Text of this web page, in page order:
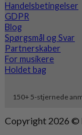
Handelsbetingelser
GDPR
Blog
Spørgsmål og Svar
Partnerskaber
For musikere
Holdet bag
150+ 5-stjernede
Copyright 2026 ©